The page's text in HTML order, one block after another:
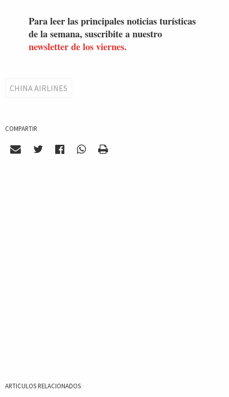
Para leer las principales noticias turísticas
de la semana, suscribite a nuestro
newsletter de los viernes.
CHINA AIRLINES
COMPARTIR
ARTICULOS RELACIONADOS